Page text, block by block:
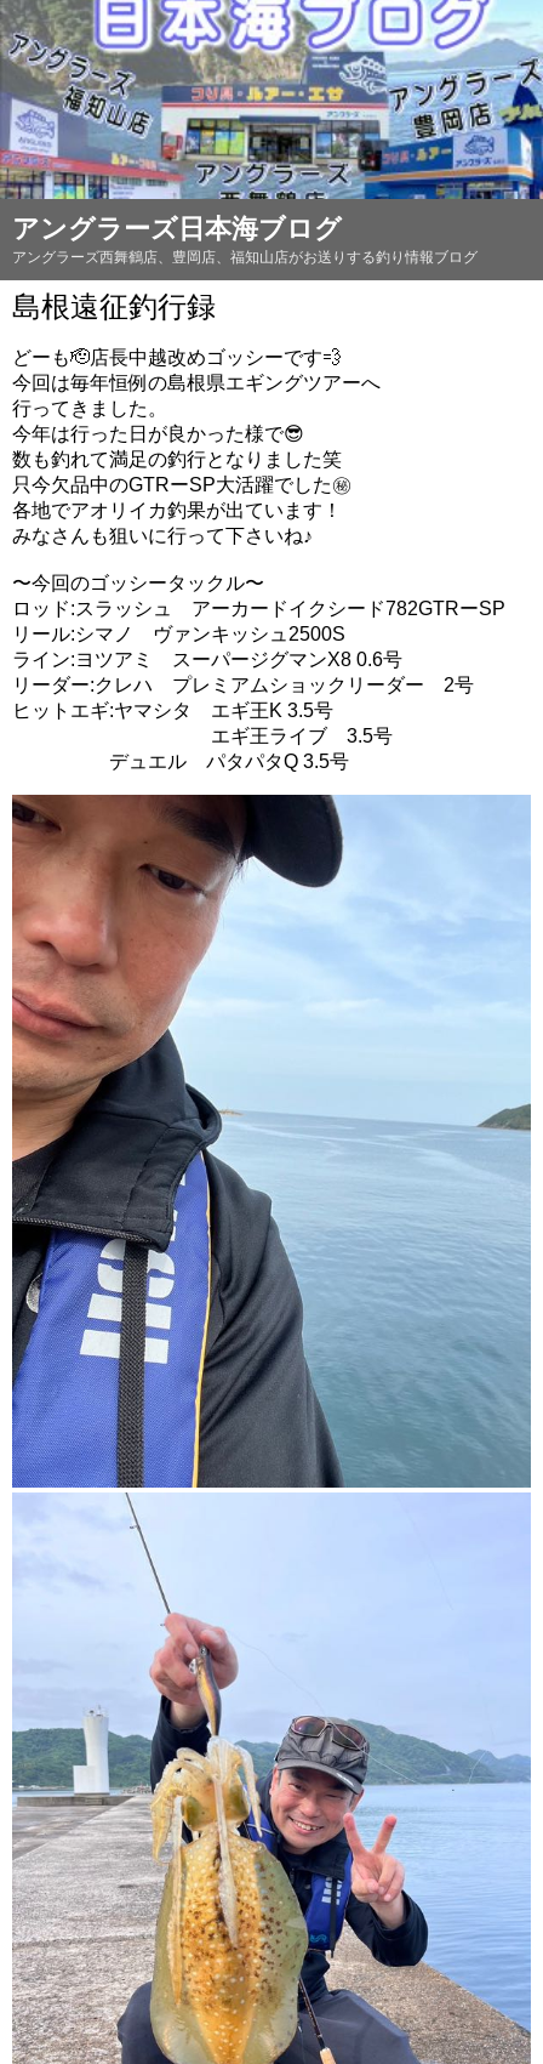
アングラーズ日本海ブログ
アングラーズ西舞鶴店、豊岡店、福知山店がお送りする釣り情報ブログ
島根遠征釣行録
どーも🫡店長中越改めゴッシーです💨
今回は毎年恒例の島根県エギングツアーへ
行ってきました。
今年は行った日が良かった様で😎
数も釣れて満足の釣行となりました笑
只今欠品中のGTRーSP大活躍でした㊙️
各地でアオリイカ釣果が出ています！
みなさんも狙いに行って下さいね♪
〜今回のゴッシータックル〜
ロッド:スラッシュ アーカードイクシード782GTRーSP
リール:シマノ ヴァンキッシュ2500S
ライン:ヨツアミ スーパージグマンX8 0.6号
リーダー:クレハ プレミアムショックリーダー 2号
ヒットエギ:ヤマシタ エギ王K 3.5号
エギ王ライブ 3.5号
デュエル パタパタQ 3.5号